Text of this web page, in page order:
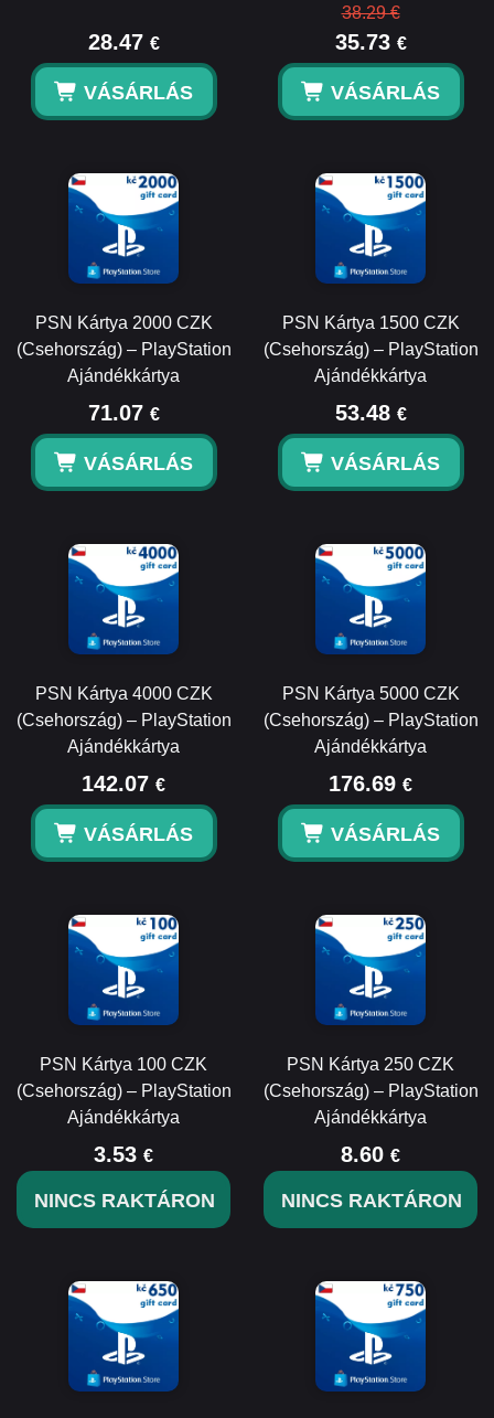
28.47 €
VÁSÁRLÁS
38.29 €
35.73 €
VÁSÁRLÁS
PSN Kártya 2000 CZK
(Csehország) – PlayStation
Ajándékkártya
71.07 €
VÁSÁRLÁS
PSN Kártya 1500 CZK
(Csehország) – PlayStation
Ajándékkártya
53.48 €
VÁSÁRLÁS
PSN Kártya 4000 CZK
(Csehország) – PlayStation
Ajándékkártya
142.07 €
VÁSÁRLÁS
PSN Kártya 5000 CZK
(Csehország) – PlayStation
Ajándékkártya
176.69 €
VÁSÁRLÁS
PSN Kártya 100 CZK
(Csehország) – PlayStation
Ajándékkártya
3.53 €
NINCS RAKTÁRON
PSN Kártya 250 CZK
(Csehország) – PlayStation
Ajándékkártya
8.60 €
NINCS RAKTÁRON